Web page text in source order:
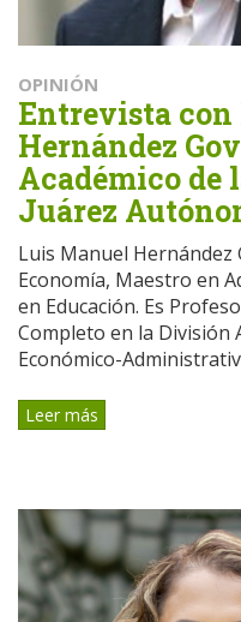
OPINIÓN
Entrevista
Hernández
Académico de
Juárez
Luis Manuel Hernández
Economía, Maestro en
en Educación. Es
Completo en la División
Económico-
Leer más